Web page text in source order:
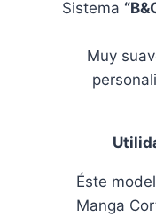
Sistema
Muy
U
Éste
Manga